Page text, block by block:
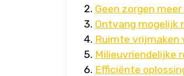
Geen zorgen
Ontvang mogelijk
Ruimte vrijmaken
Milieuvriendelijke
Efficiënte